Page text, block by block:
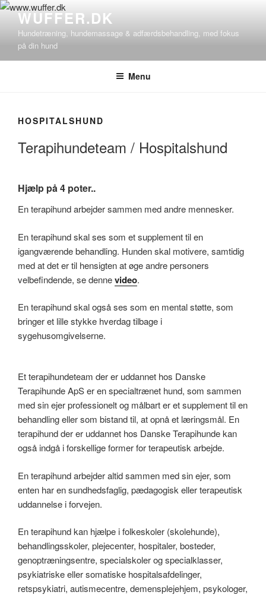
Videre
indhold
WUFFER.DK
Hundetræning, hundemassage & adfærdsbehandling, med fokus
på din hund
Menu
HOSPITALSHUND
Terapihundeteam / Hospitalshund
Hjælp på 4 poter..
En terapihund arbejder sammen med andre mennesker.
En terapihund skal ses som et supplement til en
igangværende behandling. Hunden skal motivere, samtidig
med at det er til hensigten at øge andre personers
velbefindende, se dennevideo.
En terapihund skal også ses som en mental støtte, som
bringer et lille stykke hverdag tilbage i
sygehusomgivelserne.
Et terapihundeteam der er uddannet hos Danske
Terapihunde ApS er en specialtrænet hund, som sammen
med sin ejer professionelt og målbart er et supplement til en
behandling eller som bistand til, at opnå et læringsmål. En
terapihund der er uddannet hos Danske Terapihunde kan
også indgå i forskellige former for terapeutisk arbejde.
En terapihund arbejder altid sammen med sin ejer, som
enten har en sundhedsfaglig, pædagogisk eller terapeutisk
uddannelse i forvejen.
En terapihund kan hjælpe i folkeskoler (skolehunde),
behandlingsskoler, plejecenter, hospitaler, bosteder,
genoptræningsentre, specialskoler og specialklasser,
psykiatriske eller somatiske hospitalsafdelinger,
retspsykiatri, autismecentre, demensplejehjem, psykologer,